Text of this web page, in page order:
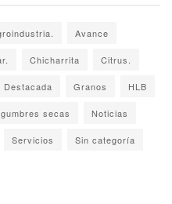
Avance
Chicharrita Citrus.
Destacada Granos HLB
secas Noticias
Servicios Sin categoría